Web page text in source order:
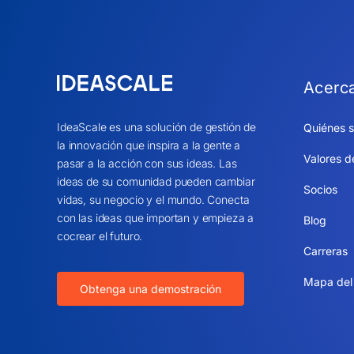
IdeaScale es una solución de gestión de
la innovación que inspira a la gente a
pasar a la acción con sus ideas. Las
ideas de su comunidad pueden cambiar
vidas, su negocio y el mundo. Conecta
con las ideas que importan y empieza a
cocrear el futuro.
Obtenga una demostración
Quiénes
Valores
Socios
Blog
Carreras
Mapa